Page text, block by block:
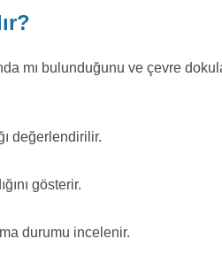
mı bulunduğunu ve çevre
değerlendirilir.
gösterir.
durumu incelenir.